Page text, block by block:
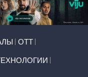
ОТТ